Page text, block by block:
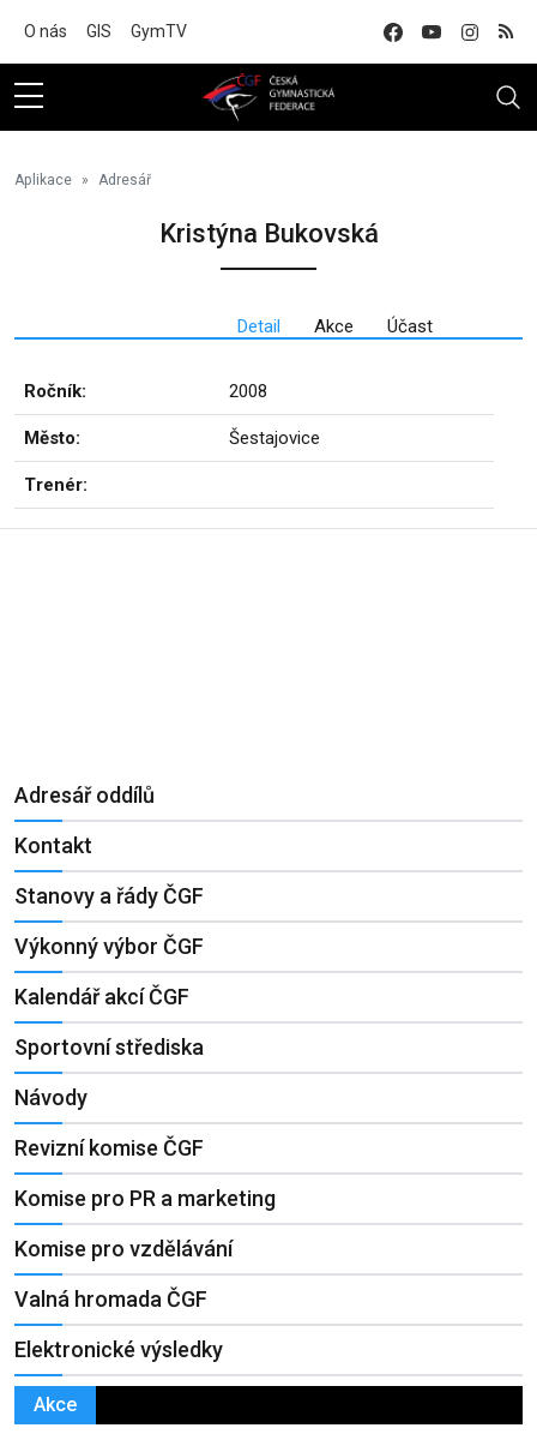
O nás GIS GymTV
Aplikace Adresář
Kristýna Bukovská
Detail Akce Účast
Ročník: 2008
Město: Šestajovice
Trenér:
Adresář oddílů
Kontakt
Stanovy a řády ČGF
Výkonný výbor ČGF
Kalendář akcí ČGF
Sportovní střediska
Návody
Revizní komise ČGF
Komise pro PR a marketing
Komise pro vzdělávání
Valná hromada ČGF
Elektronické výsledky
Akce